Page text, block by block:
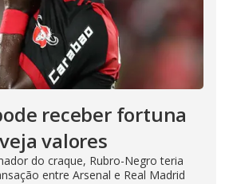
receber fortuna
valores
do craque, Rubro-Negro teria
entre Arsenal e Real Madrid